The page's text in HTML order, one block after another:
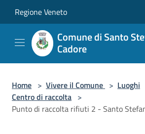
Regione Veneto
Comune di Santo
Cadore
Home > Vivere il Comune > Luoghi
Centro di raccolta >
Punto di raccolta rifiuti 2 - Santo